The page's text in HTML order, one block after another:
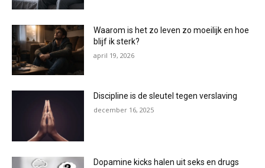
Waarom is het zo leven zo moeilijk en hoe
blijf ik sterk?
april 19, 2026
Discipline is de sleutel tegen verslaving
december 16, 2025
Dopamine kicks halen uit seks en drugs